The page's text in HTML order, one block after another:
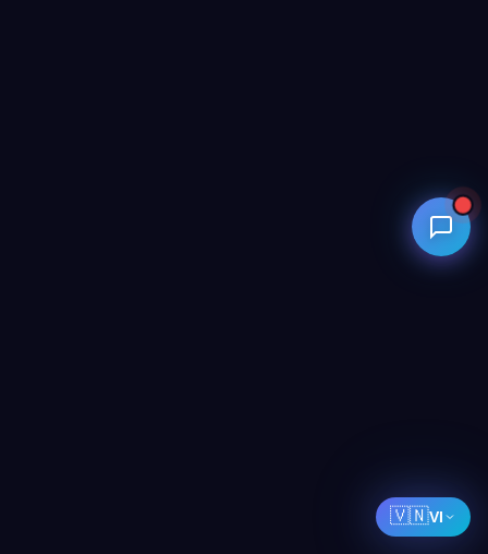
🇻🇳VI